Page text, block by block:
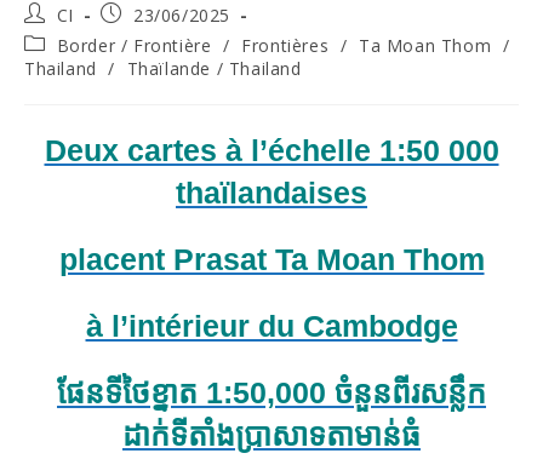
Post
author:
CI
Post
published:
23/06/2025
Post
category:
Border / Frontière / Frontières / Ta Moan Thom /
Thailand
/ Thaïlande / Thailand
Deux cartes à l’échelle 1:50 000
thaïlandaises
placent Prasat Ta Moan Thom
à l’intérieur du Cambodge
ផែនទីថៃខ្នាត 1:50,000 ចំនួនពីរសន្លឹក
ដាក់ទីតាំងប្រាសាទតាមាន់ធំ